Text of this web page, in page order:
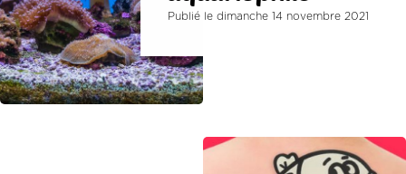
Publié le dimanche 14 novembre 2021